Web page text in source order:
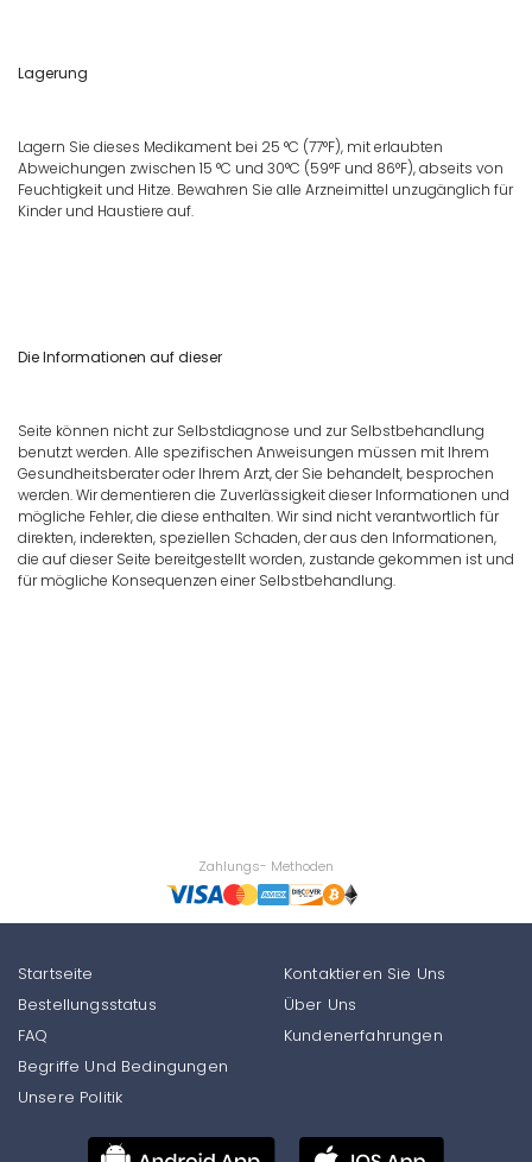
Lagerung
Lagern Sie dieses Medikament bei 25 °C (77°F), mit erlaubten
Abweichungen zwischen 15 °C und 30°C (59°F und 86°F), abseits von
Feuchtigkeit und Hitze. Bewahren Sie alle Arzneimittel unzugänglich für
Kinder und Haustiere auf.
Die Informationen auf dieser
Seite können nicht zur Selbstdiagnose und zur Selbstbehandlung
benutzt werden. Alle spezifischen Anweisungen müssen mit Ihrem
Gesundheitsberater oder Ihrem Arzt, der Sie behandelt, besprochen
werden. Wir dementieren die Zuverlässigkeit dieser Informationen und
mögliche Fehler, die diese enthalten. Wir sind nicht verantwortlich für
direkten, inderekten, speziellen Schaden, der aus den Informationen,
die auf dieser Seite bereitgestellt worden, zustande gekommen ist und
für mögliche Konsequenzen einer Selbstbehandlung.
Zahlungs- Methoden
Startseite
Bestellungsstatus
FAQ
Kontaktieren Sie Uns
Über Uns
Kundenerfahrungen
Begriffe Und Bedingungen
Unsere Politik